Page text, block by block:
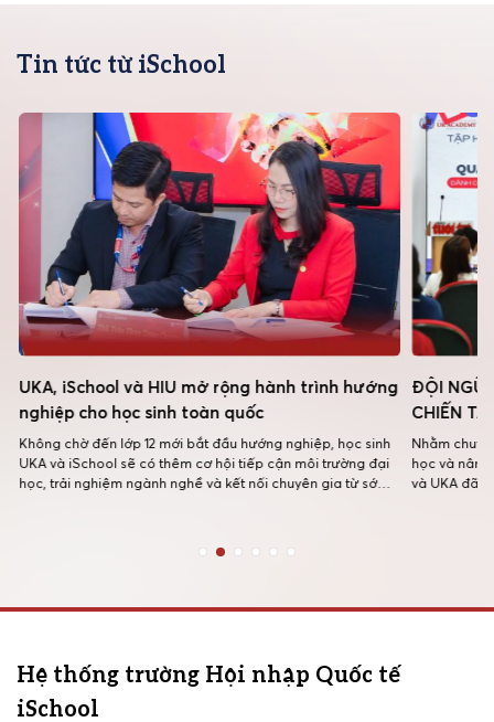
Tin tức từ iSchool
UKA, iSchool và HIU mở rộng hành trình hướng
nghiệp cho học sinh toàn quốc
Không chờ đến lớp 12 mới bắt đầu hướng nghiệp, học sinh
UKA và iSchool sẽ có thêm cơ hội tiếp cận môi trường đại
học, trải nghiệm ngành nghề và kết nối chuyên gia từ sớm
ĐỘI NGŨ
CHIẾN
Nhằm
học và
và UKA đã
Hệ thống trường Hội nhập Quốc tế
iSchool